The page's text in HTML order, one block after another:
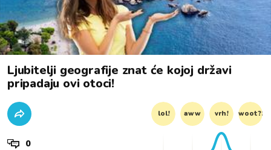
Ljubitelji geografije znat će kojoj državi
pripadaju ovi otoci!
lol! aww vrh! woot?!
0